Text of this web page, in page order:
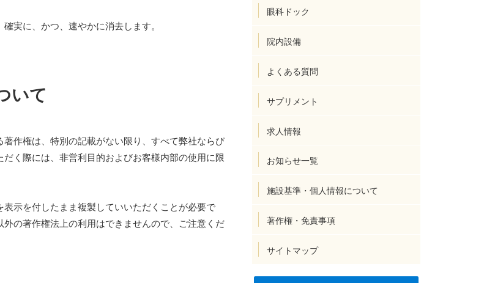
実に、かつ、速やかに消去します。
いて
作権は、特別の記載がない限り、すべて弊社ならび
く際には、非営利目的およびお客様内部の使用に限
示を付したまま複製していいただくことが必要で
の著作権法上の利用はできませんので、ご注意くだ
眼科ドック
院内設備
よくある質問
サプリメント
求人情報
お知らせ一覧
施設基準・個人情報について
著作権・免責事項
サイトマップ